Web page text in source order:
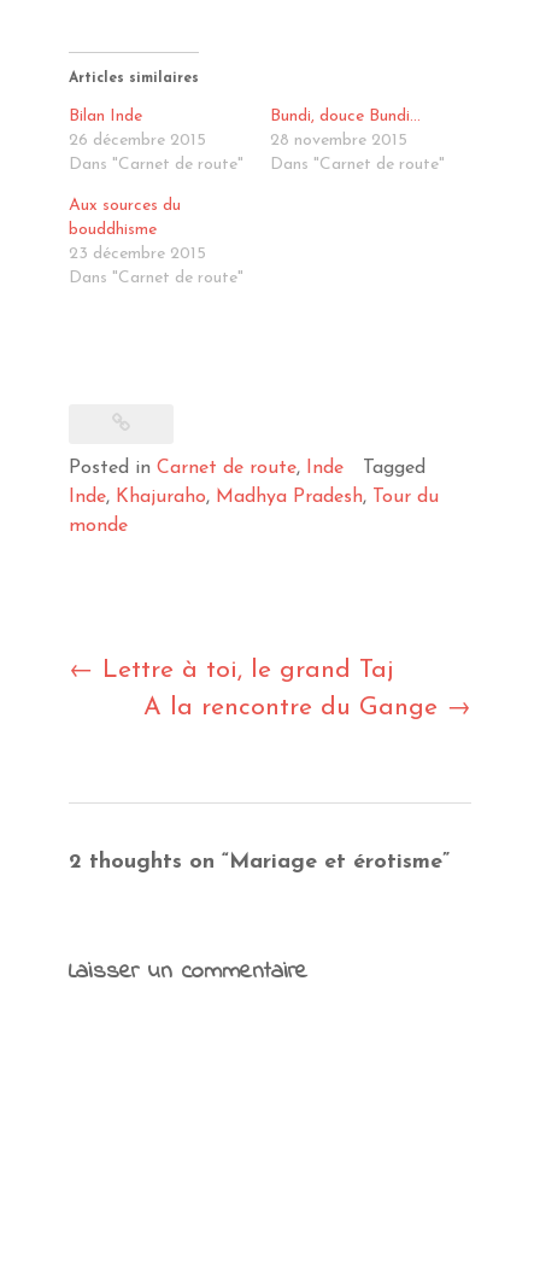
une
nouvelle
fenêtre)
une
nouvelle
fenêtre)
Articles similaires
Bilan Inde
26 décembre 2015
Dans "Carnet de route"
Bundi, douce Bundi…
28 novembre 2015
Dans "Carnet de route"
Aux sources du
bouddhisme
23 décembre 2015
Dans "Carnet de route"
Posted in Carnet de route, Inde
Tagged
Inde, Khajuraho, Madhya Pradesh,
Tour du
monde
Post
← Lettre à toi, le grand Taj
A la rencontre du Gange →
2 thoughts on “ Mariage et érotisme”
Laisser un commentaire